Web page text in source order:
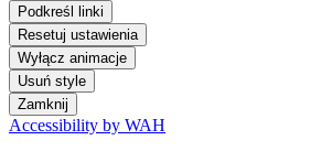
Podkreśl linki
Resetuj ustawienia
Wyłącz animacje
Usuń style
Zamknij
Accessibility by WAH